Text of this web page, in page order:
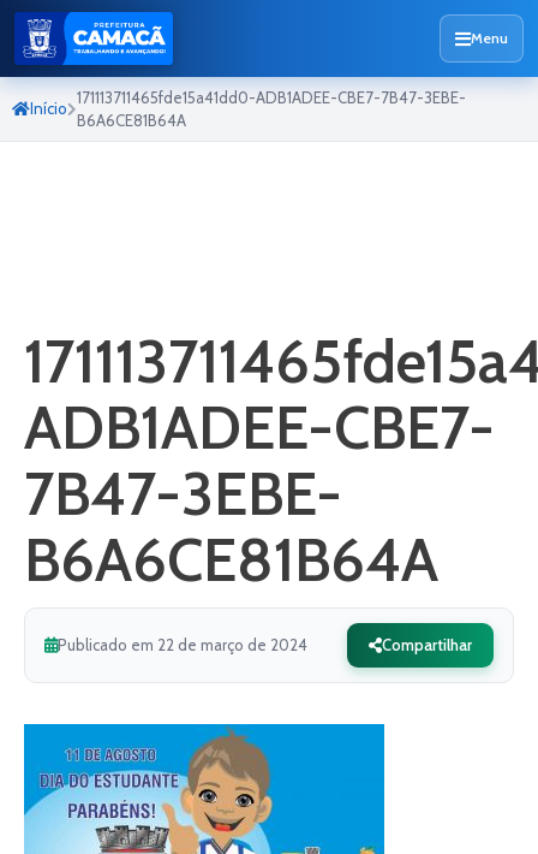
Menu
Início
171113711465fde15a41dd0-ADB1ADEE-CBE7-7B47-3EBE-
B6A6CE81B64A
ADB1ADEE-CBE7-
7B47-3EBE-
B6A6CE81B64A
Publicado em 22 de março de 2024 Compartilhar